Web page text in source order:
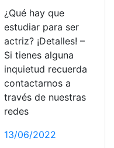
¿Qué hay que
estudiar para ser
actriz? ¡Detalles! –
Si tienes alguna
inquietud recuerda
contactarnos a
través de nuestras
redes
13/06/2022